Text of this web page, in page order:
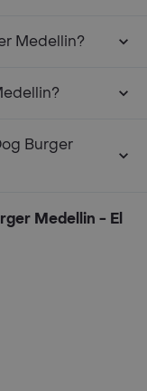
Medellin?
Burger
Medellin - El